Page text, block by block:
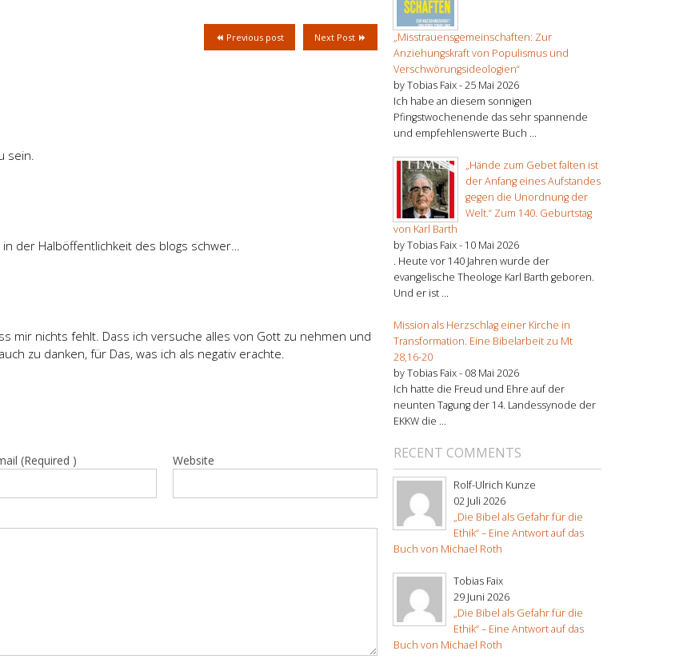
Next Post
Previous post
sein.
in der Halböffentlichkeit des blogs schwer…
mir nichts fehlt. Dass ich versuche alles von Gott zu nehmen und
zu danken, für Das, was ich als negativ erachte.
(Required ) Website
„Misstrauensgemeinschaften: Zur
Anziehungskraft von Populismus und
Verschwörungsideologien“
by Tobias Faix -25 Mai 2026
Ich habe an diesem sonnigen
Pfingstwochenende das sehr spannende
und empfehlenswerte Buch ...
„Hände zum Gebet falten ist
der Anfang eines Aufstandes
gegen die Unordnung der
Welt.“ Zum 140. Geburtstag
von Karl Barth
by Tobias Faix - 10 Mai 2026
. Heute vor 140 Jahren wurde der
evangelische Theologe Karl Barth geboren.
Und er ist ...
Mission als Herzschlag einer Kirche in
Transformation. Eine Bibelarbeit zu Mt
28,16-20
by Tobias Faix - 08 Mai 2026
Ich hatte die Freud und Ehre auf der
neunten Tagung der 14. Landessynode der
EKKW die ...
RECENT COMMENTS
Rolf-Ulrich Kunze
02 Juli 2026
„Die Bibel als Gefahr für die
Ethik“ – Eine Antwort auf das
Buch von Michael Roth
Tobias Faix
29 Juni 2026
„Die Bibel als Gefahr für die
Ethik“ – Eine Antwort auf das
Buch von Michael Roth